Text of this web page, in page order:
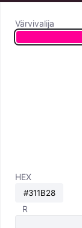
Värvivalija
HEX
R